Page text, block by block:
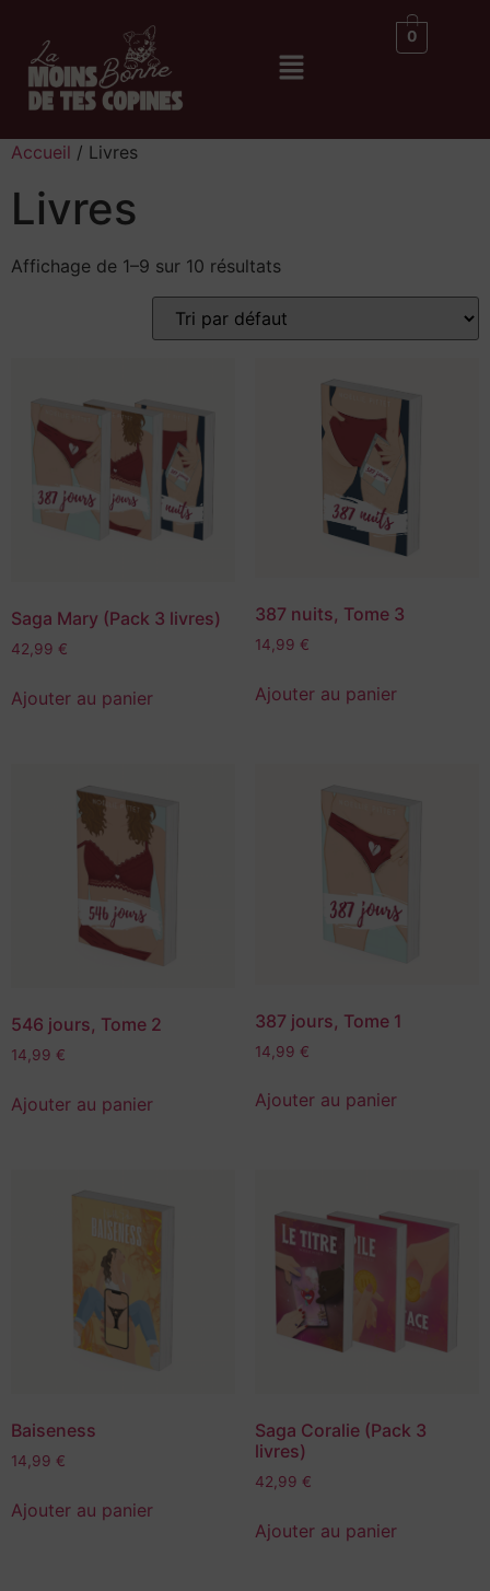
0
Accueil / Livres
Livres
Affichage de 1–9 sur 10 résultats
Saga Mary (Pack 3 livres)
42,99 €
Ajouter au panier
387 nuits, Tome 3
14,99 €
Ajouter au panier
546 jours, Tome 2
14,99 €
Ajouter au panier
387 jours, Tome 1
14,99 €
Ajouter au panier
Baiseness
14,99 €
Ajouter au panier
Saga Coralie (Pack 3
livres)
42,99 €
Ajouter au panier